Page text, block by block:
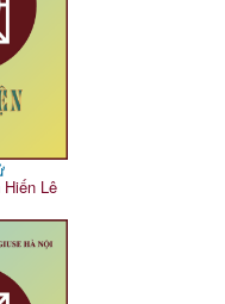
Hiến Lê